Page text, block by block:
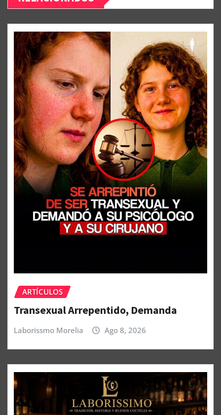
ARTÍCULOS
Transexual Arrepentido, Demanda
Laborissmo Morelia Ago 8, 2026